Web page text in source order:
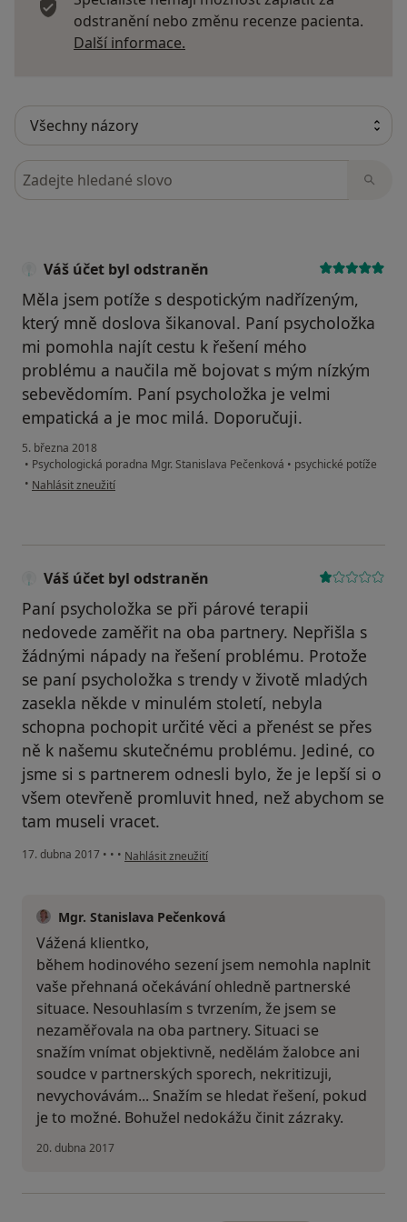
odstranění nebo změnu recenze pacienta.
Další informace.
Hledejte v názorech
Váš účet byl odstraněn
Měla jsem potíže s despotickým nadřízeným,
který mně doslova šikanoval. Paní psycholožka
mi pomohla najít cestu k řešení mého
problému a naučila mě bojovat s mým nízkým
sebevědomím. Paní psycholožka je velmi
empatická a je moc milá. Doporučuji.
5. března 2018
• Psychologická poradna Mgr. Stanislava Pečenková • psychické potíže
• podle názoru uživatele Váš účet byl odstraněn
Nahlásit zneužití
Váš účet byl odstraněn
Paní psycholožka se při párové terapii
nedovede zaměřit na oba partnery. Nepřišla s
žádnými nápady na řešení problému. Protože
se paní psycholožka s trendy v životě mladých
zasekla někde v minulém století, nebyla
schopna pochopit určité věci a přenést se přes
ně k našemu skutečnému problému. Jediné, co
jsme si s partnerem odnesli bylo, že je lepší si o
všem otevřeně promluvit hned, než abychom se
tam museli vracet.
17. dubna 2017 • • • podle názoru uživatele Váš účet byl odstraněn
Nahlásit zneužití
Mgr. Stanislava Pečenková
Vážená klientko,
během hodinového sezení jsem nemohla naplnit
vaše přehnaná očekávání ohledně partnerské
situace. Nesouhlasím s tvrzením, že jsem se
nezaměřovala na oba partnery. Situaci se
snažím vnímat objektivně, nedělám žalobce ani
soudce v partnerských sporech, nekritizuji,
nevychovávám... Snažím se hledat řešení, pokud
je to možné. Bohužel nedokážu činit zázraky.
20. dubna 2017